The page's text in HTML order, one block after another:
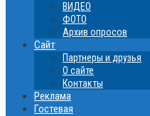
ВИДЕО
ФОТО
Архив опросов
Сайт
Партнеры и друзья
О сайте
Контакты
Реклама
Гостевая